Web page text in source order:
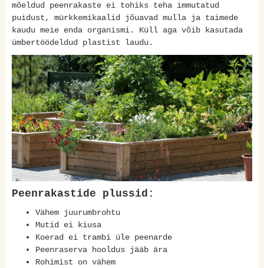
mõeldud peenrakaste ei tohiks teha immutatud
puidust, mürkkemikaalid jõuavad mulla ja taimede
kaudu meie enda organismi. Küll aga võib kasutada
ümbertöödeldud plastist laudu.
Peenrakastide plussid:
Vähem juurumbrohtu
Mutid ei kiusa
Koerad ei trambi üle peenarde
Peenraserva hooldus jääb ära
Rohimist on vähem